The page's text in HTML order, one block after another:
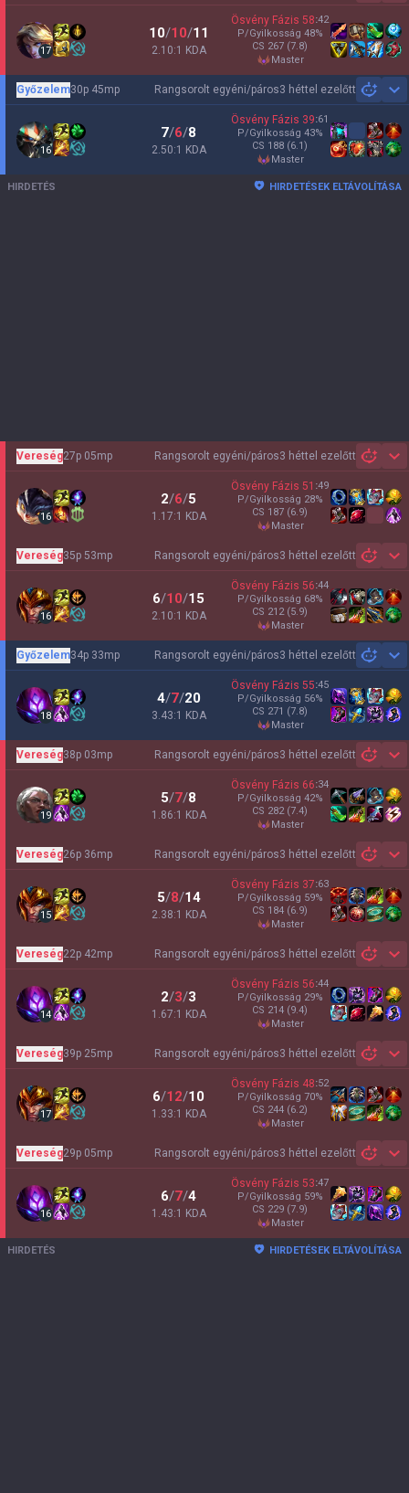
17
10/10/11
2.10:1 KDA
Ösvény Fázis 58:42
P/Gyilkosság 48%
CS 267 (7.8)
master
Rangsorolt egyéni/páros3 héttel ezelőtt
Győzelem30p 45mp
16
7/6/8
2.50:1 KDA
Ösvény Fázis 39:61
P/Gyilkosság 43%
CS 188 (6.1)
master
HIRDETÉS HIRDETÉSEK ELTÁVOLÍTÁSA
Rangsorolt egyéni/páros3 héttel ezelőtt
Vereség27p 05mp
16
2/6/5
1.17:1 KDA
Ösvény Fázis 51 :49
P/Gyilkosság 28%
CS 187 (6.9)
master
Rangsorolt egyéni/páros3 héttel ezelőtt
Vereség35p 53mp
16
6/10/15
2.10:1 KDA
Ösvény Fázis 56:44
P/Gyilkosság 68%
CS 212 (5.9)
master
Rangsorolt egyéni/páros3 héttel ezelőtt
Győzelem34p 33mp
18
4/7/20
3.43:1 KDA
Ösvény Fázis 55:45
P/Gyilkosság 56%
CS 271 (7.8)
master
Rangsorolt egyéni/páros3 héttel ezelőtt
Vereség38p 03mp
19
5/7/8
1.86:1 KDA
Ösvény Fázis 66:34
P/Gyilkosság 42%
CS 282 (7.4)
master
Rangsorolt egyéni/páros3 héttel ezelőtt
Vereség26p 36mp
15
5/8/14
2.38:1 KDA
Ösvény Fázis 37:63
P/Gyilkosság 59%
CS 184 (6.9)
master
Rangsorolt egyéni/páros3 héttel ezelőtt
Vereség22p 42mp
14
2/3/3
1.67:1 KDA
Ösvény Fázis 56:44
P/Gyilkosság 29%
CS 214 (9.4)
master
Rangsorolt egyéni/páros3 héttel ezelőtt
Vereség39p 25mp
17
6/12/10
1.33:1 KDA
Ösvény Fázis 48:52
P/Gyilkosság 70%
CS 244 (6.2)
master
Rangsorolt egyéni/páros3 héttel ezelőtt
Vereség29p 05mp
16
6/7/4
1.43:1 KDA
Ösvény Fázis 53:47
P/Gyilkosság 59%
CS 229 (7.9)
master
HIRDETÉS HIRDETÉSEK ELTÁVOLÍTÁSA